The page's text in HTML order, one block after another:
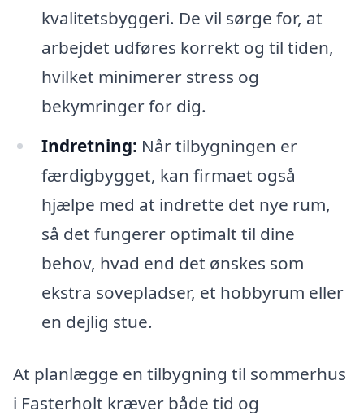
kvalitetsbyggeri. De vil sørge for, at
arbejdet udføres korrekt og til tiden,
hvilket minimerer stress og
bekymringer for dig.
Indretning: Når tilbygningen er
færdigbygget, kan firmaet også
hjælpe med at indrette det nye rum,
så det fungerer optimalt til dine
behov, hvad end det ønskes som
ekstra sovepladser, et hobbyrum eller
en dejlig stue.
At planlægge en tilbygning til sommerhus
i Fasterholt kræver både tid og